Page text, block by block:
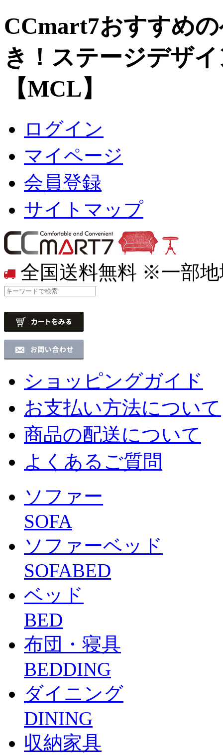
CCmart7おすすめ
き！ステージデザ
【MCL】
ログイン
マイページ
会員登録
サイトマップ
全国送料無料 ※一部地
ショッピングガイド
お支払い方法について
商品の配送について
よくあるご質問
ソファー
SOFA
ソファーベッド
SOFABED
ベッド
BED
布団・寝具
BEDDING
ダイニング
DINING
収納家具